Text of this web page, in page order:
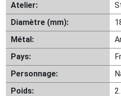
Atelier:
Diamètre (mm):
Métal:
Pays:
Personnage:
Poids: